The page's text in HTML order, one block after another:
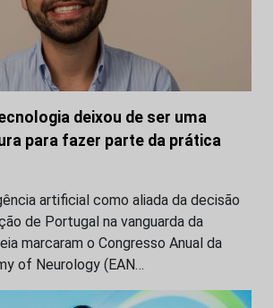
deixou de ser uma
para fazer parte da prática
artificial como aliada da decisão
de Portugal na vanguarda da
marcaram o Congresso Anual da
of Neurology (EAN…